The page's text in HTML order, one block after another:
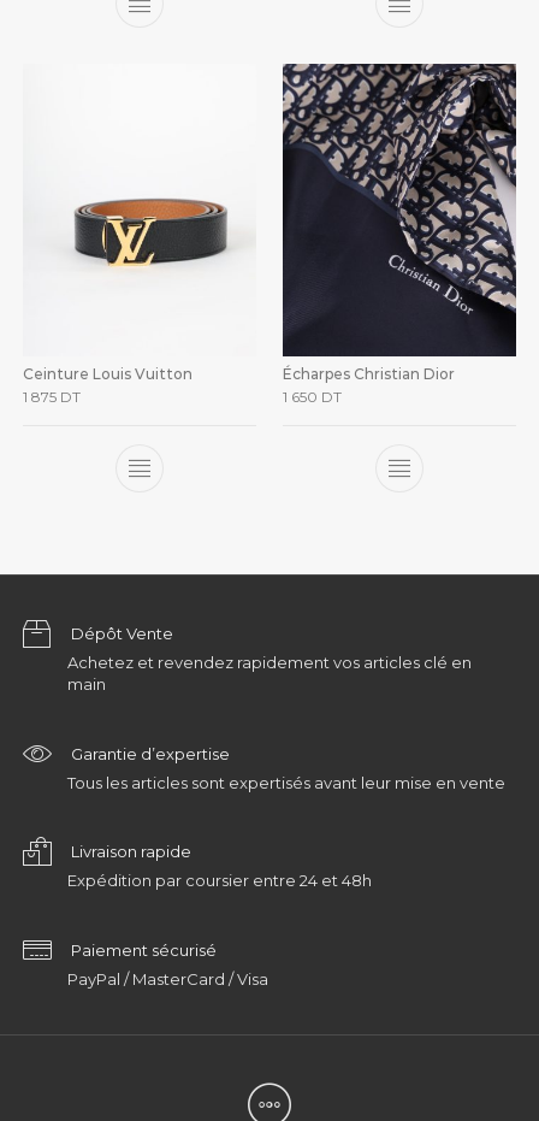
Ceinture Louis Vuitton
1 875 DT
Écharpes Christian Dior
1 650 DT
Dépôt Vente
Achetez et revendez rapidement vos articles clé en
main
Garantie d’expertise
Tous les articles sont expertisés avant leur mise en vente
Livraison rapide
Expédition par coursier entre 24 et 48h
Paiement sécurisé
PayPal / MasterCard / Visa